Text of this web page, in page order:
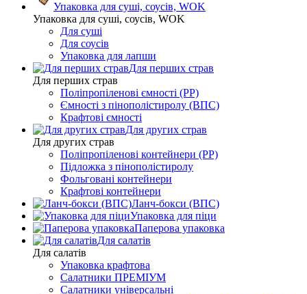
Упаковка для суші, соусів, WOK
Упаковка для суші, соусів, WOK
Для суші
Для соусів
Упаковка для лапши
Для перших страв
Для перших страв
Поліпропіленові ємності (PP)
Ємності з пінополістиролу (ВПС)
Крафтові ємності
Для других страв
Для других страв
Поліпропіленові контейнери (PP)
Підложка з пінополістиролу
Фольговані контейнери
Крафтові контейнери
Ланч-бокси (ВПС)
Упаковка для піци
Паперова упаковка
Для салатів
Для салатів
Упаковка крафтова
Салатники ПРЕМІУМ
Салатники універсальні